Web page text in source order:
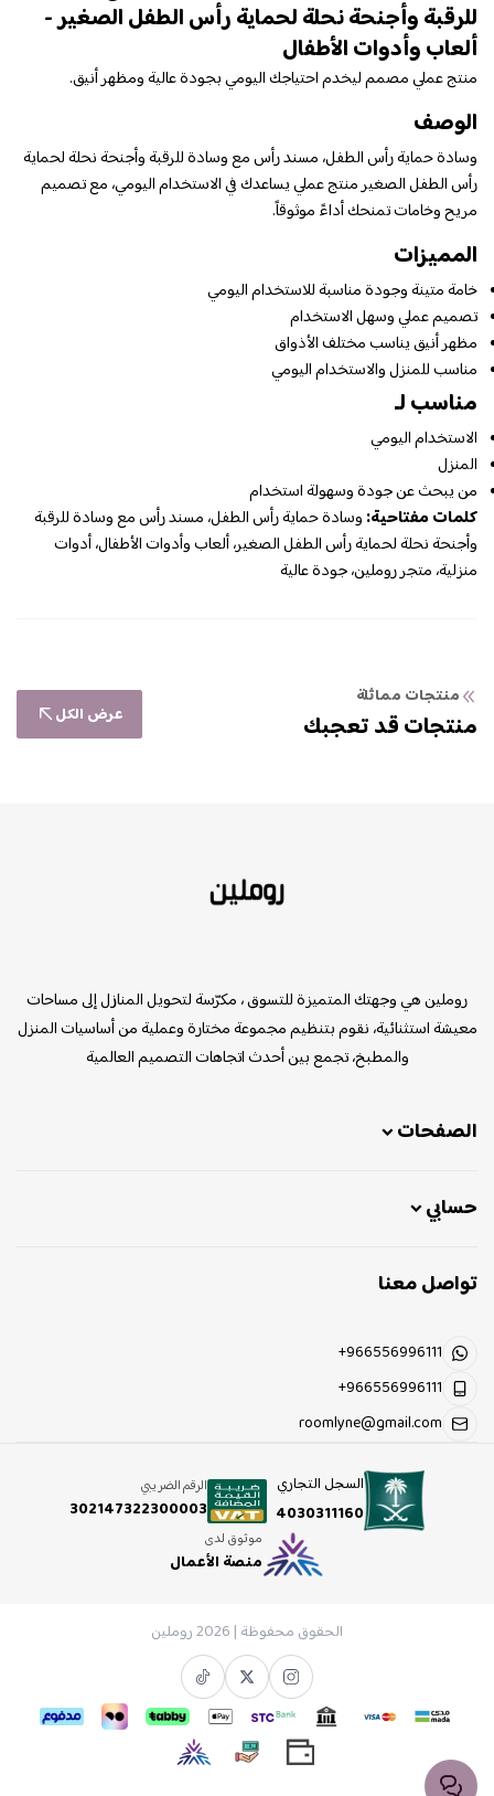
للرقبة وأجنحة نحلة لحماية رأس الطفل الصغير -
ألعاب وأدوات الأطفال
منتج عملي مصمم ليخدم احتياجك اليومي بجودة عالية ومظهر أنيق.
الوصف
وسادة حماية رأس الطفل، مسند رأس مع وسادة للرقبة وأجنحة نحلة لحماية
رأس الطفل الصغير منتج عملي يساعدك في الاستخدام اليومي، مع تصميم
مريح وخامات تمنحك أداءً موثوقاً.
المميزات
خامة متينة وجودة مناسبة للاستخدام اليومي
تصميم عملي وسهل الاستخدام
مظهر أنيق يناسب مختلف الأذواق
مناسب للمنزل والاستخدام اليومي
مناسب لـ
الاستخدام اليومي
المنزل
من يبحث عن جودة وسهولة استخدام
كلمات مفتاحية: وسادة حماية رأس الطفل، مسند رأس مع وسادة للرقبة
وأجنحة نحلة لحماية رأس الطفل الصغير، ألعاب وأدوات الأطفال، أدوات
منزلية، متجر روملين، جودة عالية
منتجات مماثلة
منتجات قد تعجبك عرض الكل
روملين هي وجهتك المتميزة للتسوق ، مكرّسة لتحويل المنازل إلى مساحات
معيشة استثنائية، نقوم بتنظيم مجموعة مختارة وعملية من أساسيات المنزل
والمطبخ، تجمع بين أحدث اتجاهات التصميم العالمية
الصفحات
حسابي
تواصل معنا
+966556996111
+966556996111
roomlyne@gmail.com
السجل التجاري
4030311160
الرقم الضريبي
302147322300003
موثوق لدى
منصة الأعمال
الحقوق محفوظة | 2026 روملين